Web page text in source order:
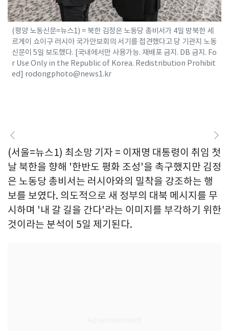
(평양 노동신문=뉴스1) = 북한 김정은 노동당 총비서가 4일 방북한 세
르게이 쇼이구 러시아 국가안보회의 서기를 접견했다고 당 기관지 노동
신문이 5일 보도했다. [국내에서만 사용가능. 재배포 금지. DB 금지. Fo
r Use Only in the Republic of Korea. Redistribution Prohibit
ed] rodongphoto@news1.kr
(서울=뉴스1) 최소망 기자 = 이재명 대통령이 취임 첫
날 북한을 향해 '한반도 평화 조성'을 촉구했지만 김정
은 노동당 총비서는 러시아와의 밀착을 강조하는 행
보를 보였다. 의도적으로 새 정부의 대북 메시지를 무
시하며 '내 갈 길을 간다'라는 이미지를 부각하기 위한
것이라는 분석이 5일 제기된다.